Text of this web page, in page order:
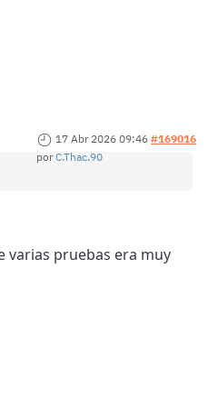
17 Abr 2026 09:46 #169016
porC.Thac.90
varias pruebas era muy